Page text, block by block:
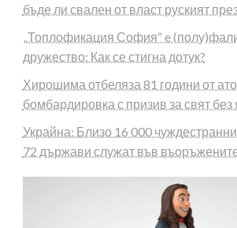
бъде ли свален от власт руският
„Топлофикация София“ e
дружество: Как се стигна дотук?
Хирошима отбеляза 81 години от
бомбардировка с призив за свят
Украйна: Близо 16 000
72 държави служат във